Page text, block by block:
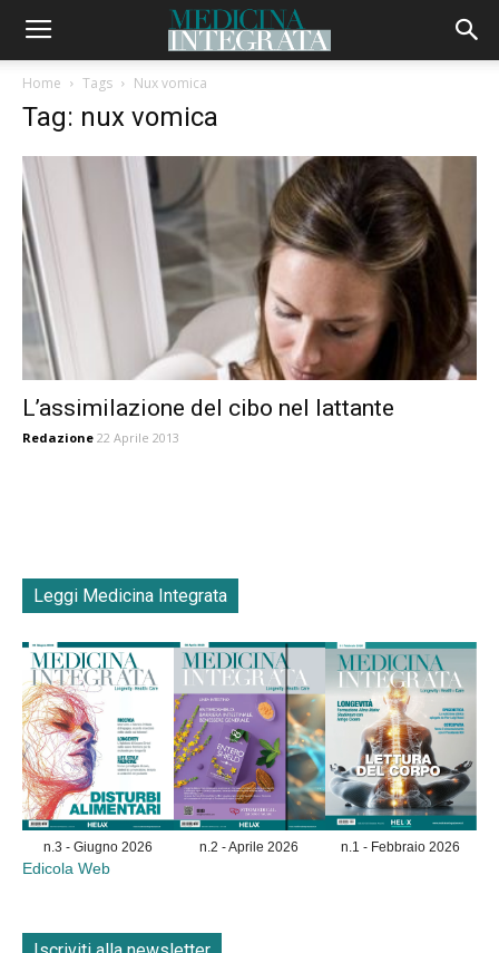
Home Tags Nux vomica
Tag: nux vomica
L’assimilazione del cibo nel lattante
Redazione 22 Aprile 2013
Leggi Medicina Integrata
n.3 - Giugno 2026 n.2 - Aprile 2026 n.1 - Febbraio 2026
Edicola Web